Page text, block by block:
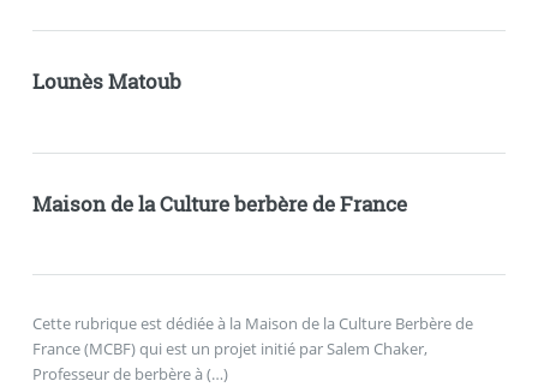
Lounès Matoub
Maison de la Culture berbère de France
Cette rubrique est dédiée à la Maison de la Culture Berbère de
France (MCBF) qui est un projet initié par Salem Chaker,
Professeur de berbère à (…)